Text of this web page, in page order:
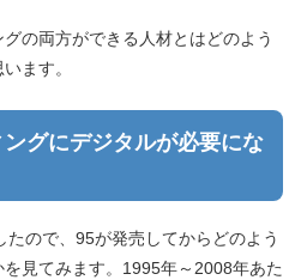
の両方ができる人材とはどのよう
ます。
グにデジタルが必要にな
ので、95が発売してからどのよう
見てみます。1995年～2008年あた